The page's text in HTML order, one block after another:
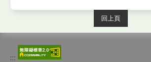
回上頁
:::